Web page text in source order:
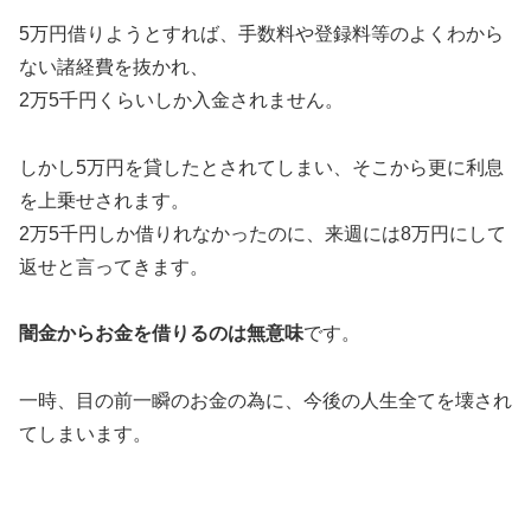
5万円借りようとすれば、手数料や登録料等のよくわから
ない諸経費を抜かれ、
2万5千円くらいしか入金されません。
しかし5万円を貸したとされてしまい、そこから更に利息
を上乗せされます。
2万5千円しか借りれなかったのに、来週には8万円にして
返せと言ってきます。
闇金からお金を借りるのは無意味です。
一時、目の前一瞬のお金の為に、今後の人生全てを壊され
てしまいます。